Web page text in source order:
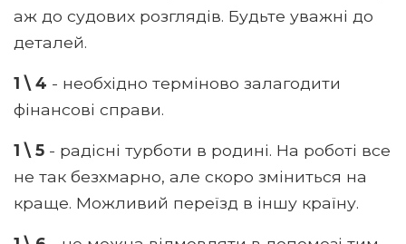
аж до судових розглядів. Будьте уважні до
деталей.
1 \ 4 - необхідно терміново залагодити
фінансові справи.
1 \ 5 - радісні турботи в родині. На роботі все
не так безхмарно, але скоро зміниться на
краще. Можливий переїзд в іншу країну.